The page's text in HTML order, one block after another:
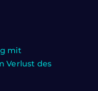
mit
Verlust des